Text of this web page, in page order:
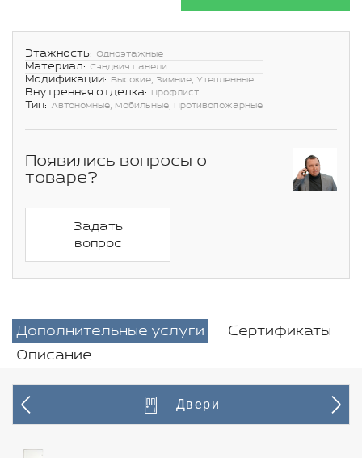
Этажность: Одноэтажные
Материал: Сэндвич панели
Модификации: Высокие, Зимние, Утепленные
Внутренняя отделка: Профлист
Тип: Автономные, Мобильные, Противопожарные
Появились вопросы о
товаре?
Задать
вопрос
Дополнительные услуги
Сертификаты
Описание
Двери